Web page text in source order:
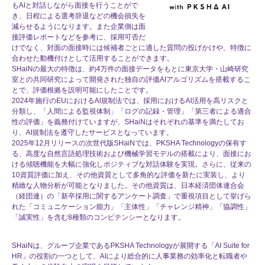
もAIと対話しながら⾯接を行うことがで
き、日程による選考辞退などの機会損失を
減らせるようになります。また企業側は⾯
接評価レポートなどを参考に、採用可否だ
けでなく、対⾯の⾯接時には候補者ごとに適した質問の投げかけや、特徴に
合わせた動機付けとして活用することができます。
SHaiNの最大の特徴は、約4万件の面接データをもとに東京大学・山崎研究
室との共同研究によって開発された独自の評価AIアルゴリズムを搭載するこ
とで、評価根拠を説明可能にしたことです。
2024年施行のEUにおけるAI規制法では、採用におけるAI活用を高リスクと
分類し、「人間による監視体制」「ログの記録・管理」「第三者による適合
性の評価」を義務付けていますが、SHaiNはそれぞれの基準を満たしてお
り、AI規制法を遵守したサービスとなっています。
2025年12月リリースの次世代版SHaiNでは、PKSHA Technologyの保有す
る、高度な自然言語処理技術および機械学習モデルの搭載により、面接にお
ける傾聴機能を大幅に強化しポジティブな対話体験を実現。さらに、従来の
10資質評価に加え、その他資質として多角的な評価を新たに実装し、より
精緻な人物分析が可能となりました。その他資質は、日本経済団体連合会
（経団連）の「新卒採用に関するアンケート調査」で重視項目として挙げら
れた「コミュニケーション能力」「主体性」「チャレンジ精神」「協調性」
「誠実性」を含む8種類のコンピテンシーとなります。
SHaiNは、グループ企業であるPKSHA Technologyが展開する「AI Suite for
HR」の役割の一つとして、AIにより総合的に人事業務の効率化と転職者や